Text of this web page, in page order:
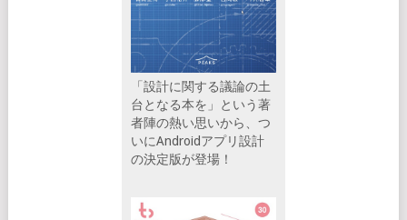
「設計に関する議論の土
台となる本を」という著
者陣の熱い思いから、つ
いにAndroidアプリ設計
の決定版が登場！